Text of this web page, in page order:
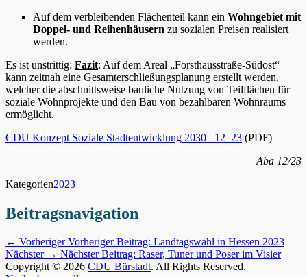
Auf dem verbleibenden Flächenteil kann ein Wohngebiet mit
Doppel- und Reihenhäusern zu sozialen Preisen realisiert
werden.
Es ist unstrittig: Fazit: Auf dem Areal „Forsthausstraße-Südost“
kann zeitnah eine Gesamterschließungsplanung erstellt werden,
welcher die abschnittsweise bauliche Nutzung von Teilflächen für
soziale Wohnprojekte und den Bau von bezahlbaren Wohnraums
ermöglicht.
CDU Konzept Soziale Stadtentwicklung 2030 _12_23 (PDF)
Aba 12/23
Kategorien2023
Beitragsnavigation
← Vorheriger Vorheriger Beitrag: Landtagswahl in Hessen 2023
Nächster → Nächster Beitrag: Raser, Tuner und Poser im Visier
Copyright © 2026 CDU Bürstadt. All Rights Reserved.